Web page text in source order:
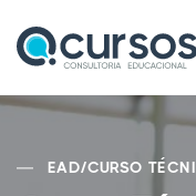
EAD/CURSO